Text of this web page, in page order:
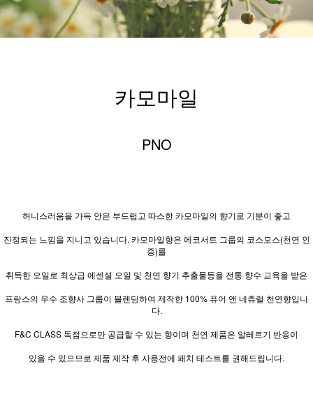
카모마일
PNO
허니스러움을 가득 안은 부드럽고 따스한 카모마일의 향기로 기분이 좋고
진정되는 느낌을 지니고 있습니다. 카모마일향은 에코서트 그룹의 코스모스(천연 인
증)를
취득한 오일로 최상급 에센셜 오일 및 천연 향기 추출물등을 전통 향수 교육을 받은
프랑스의 우수 조향사 그룹이 블렌딩하여 제작한 100% 퓨어 앤 네츄럴 천연향입니
다.
F&C CLASS 독점으로만 공급할 수 있는 향이며 천연 제품은 알레르기 반응이
있을 수 있으므로 제품 제작 후 사용전에 패치 테스트를 권해드립니다.